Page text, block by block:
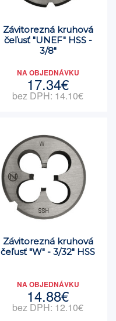
Závitorezná kruhová
čeľusť "UNEF" HSS -
3/8"
NA OBJEDNÁVKU
17.34€
bez DPH: 14.10€
Závitorezná kruhová
čeľusť "W" - 3/32" HSS
NA OBJEDNÁVKU
14.88€
bez DPH: 12.10€